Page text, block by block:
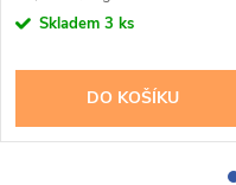
cena:Skladem 3 ks
DO KOŠÍKU